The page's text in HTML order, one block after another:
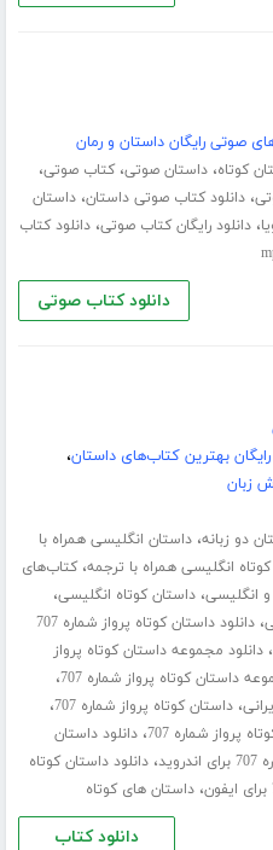
صوتی رایگان داستان و رمان
کوتاه،داستان صوتی،کتاب صوتی،
،دانلود کتاب صوتی داستان،داستان
،دانلود رایگان کتاب صوتی،دانلود کتاب
دانلود کتاب صوتی
رایگان بهترین کتاب‌های داستان،
زبان
دو زبانه،داستان انگلیسی همراه با
انگلیسی همراه با ترجمه،کتاب‌های
و انگلیسی،داستان کوتاه انگلیسی،
،
دانلود داستان کوتاه پرواز شماره 707
،دانلود مجموعه داستان کوتاه پرواز
داستان کوتاه پرواز شماره 707 ،
،داستان کوتاه پرواز شماره 707 ،
پرواز شماره 707 ،دانلود داستان
،دانلود داستان کوتاه
،داستان های کوتاه
دانلود کتاب